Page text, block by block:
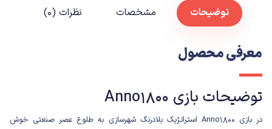
توضیحات مشخصات نظرات (۰)
معرفی محصول
توضیحات بازی Anno1800
در بازی Anno1800 استراتژیک بلادرنگ شهرسازی به طلوع عصر صنعتی خوش